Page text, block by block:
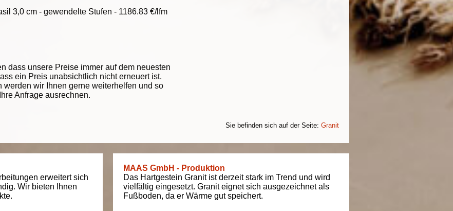
3,0 cm - gewendelte Stufen - 1186.83 €/lfm
dass unsere Preise immer auf dem neuesten
ein Preis unabsichtlich nicht erneuert ist.
werden wir Ihnen gerne weiterhelfen und so
Anfrage ausrechnen.
Sie befinden sich auf der Seite: Granit
erweitert sich
Wir bieten Ihnen
MAAS GmbH - Produktion
Das Hartgestein Granit ist derzeit stark im Trend und wird
vielfältig eingesetzt. Granit eignet sich ausgezeichnet als
Fußboden, da er Wärme gut speichert.